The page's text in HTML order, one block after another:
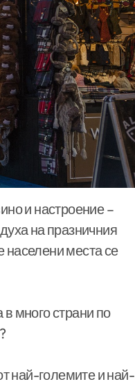
на празничния
населени места се
много страни по
най-големите и най-